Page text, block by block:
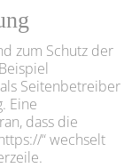
zum Schutz der
Seitenbetreiber
Eine
dass die
“ wechselt